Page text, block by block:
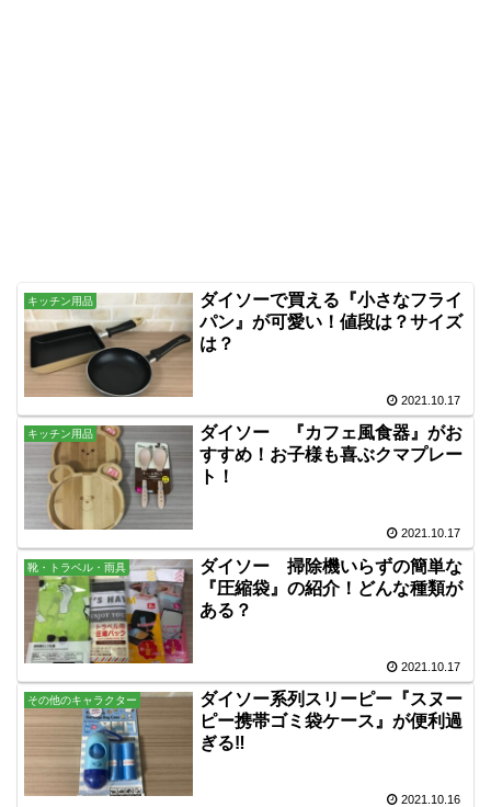
キッチン用品
ダイソーで買える『小さなフライ
パン』が可愛い！値段は？サイズ
は？
2021.10.17
キッチン用品
ダイソー 『カフェ風食器』がお
すすめ！お子様も喜ぶクマプレー
ト！
2021.10.17
靴・トラベル・雨具
ダイソー 掃除機いらずの簡単な
『圧縮袋』の紹介！どんな種類が
ある？
2021.10.17
その他のキャラクター
ダイソー系列スリーピー『スヌー
ピー携帯ゴミ袋ケース』が便利過
ぎる‼
2021.10.16